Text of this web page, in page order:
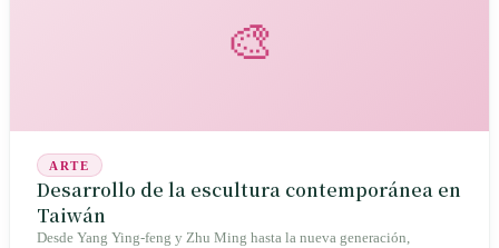
🎨
ARTE
Desarrollo de la escultura contemporánea en
Taiwán
Desde Yang Ying-feng y Zhu Ming hasta la nueva generación,